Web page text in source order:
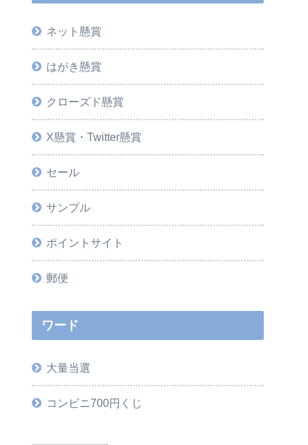
ネット懸賞
はがき懸賞
クローズド懸賞
X懸賞・Twitter懸賞
セール
サンプル
ポイントサイト
郵便
ワード
大量当選
コンビニ700円くじ